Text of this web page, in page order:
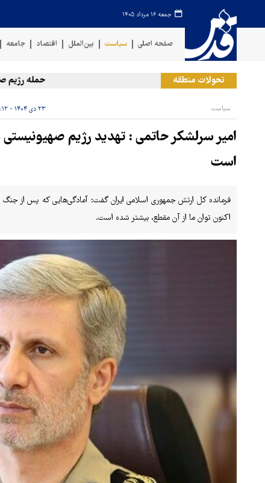
جمعه ۱۶ مرداد ۱۴۰۵
صفحه اصلی سیاست بین‌الملل اقتصاد جامعه
تحولات منطقه حمله رژیم
سیاست ۲۳ دی ۱۴۰۴ - ۱۷:۱۲
امیر سرلشکر حاتمی : تهدید رژیم صهیونیستی
است
اکنون توان ما از آن مقطع، بیشتر شده است.